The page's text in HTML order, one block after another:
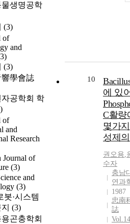
물생명공학
(3)
of
and
(3)
學會誌
공학회 학
of
and
Research
Journal of
(3)
and
(3)
봇·시스템
(3)
곤충학회
10
에 있
C활량
몇가
성제
권오용,
수자
충남
연과
1987
忠南
誌